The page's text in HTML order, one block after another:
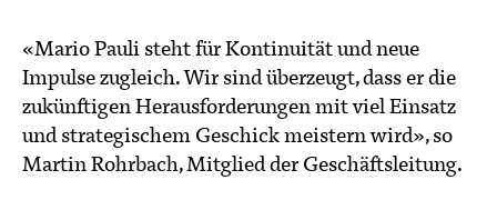
«Mario Pauli steht für Kontinuität und neue
Impulse zugleich. Wir sind überzeugt, dass er die
zukünftigen Herausforderungen mit viel Einsatz
und strategischem Geschick meistern wird», so
Martin Rohrbach, Mitglied der Geschäftsleitung.